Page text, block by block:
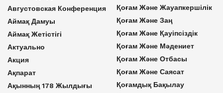
Августовская Конференция
Аймақ Дамуы
Аймақ Жетістігі
Актуально
Акция
Ақпарат
Ақынның 178 Жылдығы
Қоғам Және Жауапкершілік
Қоғам Және Заң
Қоғам Және Қауіпсіздік
Қоғам Және Мәдениет
Қоғам Және Отбасы
Қоғам Және Саясат
Қоғамдық Бақылау